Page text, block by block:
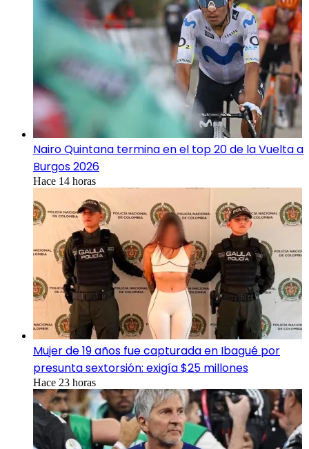
Nairo Quintana termina en el top 20 de la Vuelta a
Burgos 2026
Hace 14 horas
Mujer de 19 años fue capturada en Ibagué por
presunta sextorsión: exigía $25 millones
Hace 23 horas